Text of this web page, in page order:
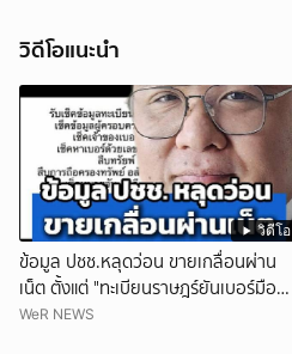
วิดีโอแนะนำ
วิดีโอ
ข้อมูล ปชช.หลุดว่อน ขายเกลื่อนผ่าน
เน็ต ตั้งแต่ "ทะเบียนราษฎร์ยันเบอร์มือ
ถือ"
WeR NEWS